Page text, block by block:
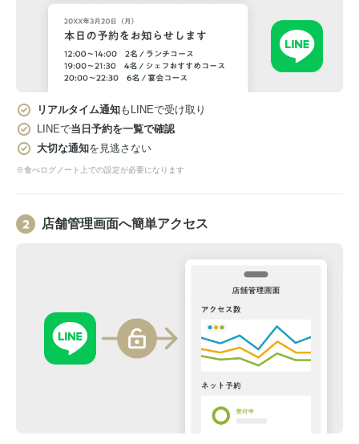
リアルタイム通知もLINEで受け取り
LINEで当日予約を一覧で確認
大切な通知を見逃さない
※食べログノート上での設定が必要になります
店舗管理画面へ簡単アクセス